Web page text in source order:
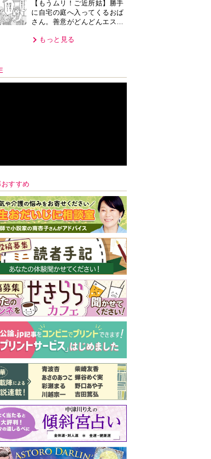
まり…【第1話】
【もうムリ！ご近所姑】勝手
に自宅の庭へ入ってくるおば
さん。善意がどんどんエスカ
もっと見る
すすめ